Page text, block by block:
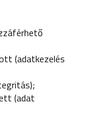
(adatkezelés
(adat